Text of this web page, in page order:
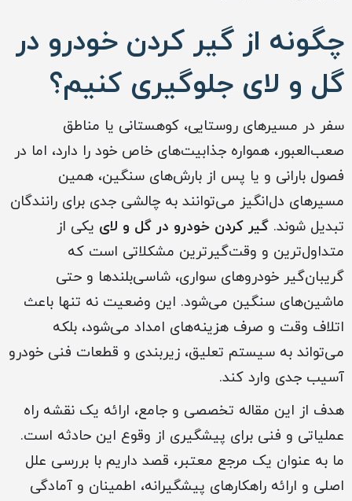
چگونه از گیر کردن خودرو در
گل و لای جلوگیری کنیم؟
سفر در مسیرهای روستایی، کوهستانی یا مناطق
صعب‌العبور، همواره جذابیت‌های خاص خود را دارد، اما در
فصول بارانی و یا پس از بارش‌های سنگین، همین
مسیرهای دل‌انگیز می‌توانند به چالشی جدی برای رانندگان
تبدیل شوند. گیر کردن خودرو در گل و لای یکی از
متداول‌ترین و وقت‌گیرترین مشکلاتی است که
گریبان‌گیر خودروهای سواری، شاسی‌بلندها و حتی
ماشین‌های سنگین می‌شود. این وضعیت نه تنها باعث
اتلاف وقت و صرف هزینه‌های امداد می‌شود، بلکه
می‌تواند به سیستم تعلیق، زیربندی و قطعات فنی خودرو
آسیب جدی وارد کند.
هدف از این مقاله تخصصی و جامع، ارائه یک نقشه راه
عملیاتی و فنی برای پیشگیری از وقوع این حادثه است.
ما به عنوان یک مرجع معتبر، قصد داریم با بررسی علل
اصلی و ارائه راهکارهای پیشگیرانه، اطمینان و آمادگی